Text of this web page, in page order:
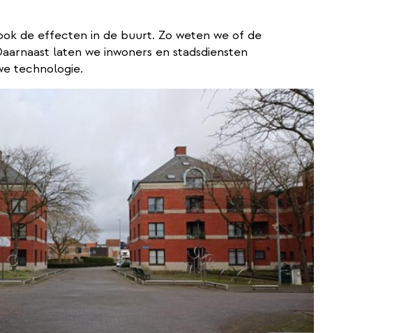
de effecten in de buurt. Zo weten we of de
laten we inwoners en stadsdiensten
technologie.